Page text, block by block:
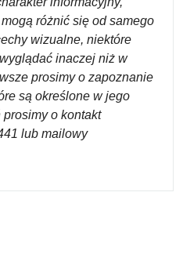
różnić się od samego
wizualne, niektóre
inaczej niż w
prosimy o zapoznanie
są określone w jego
o kontakt
lub mailowy